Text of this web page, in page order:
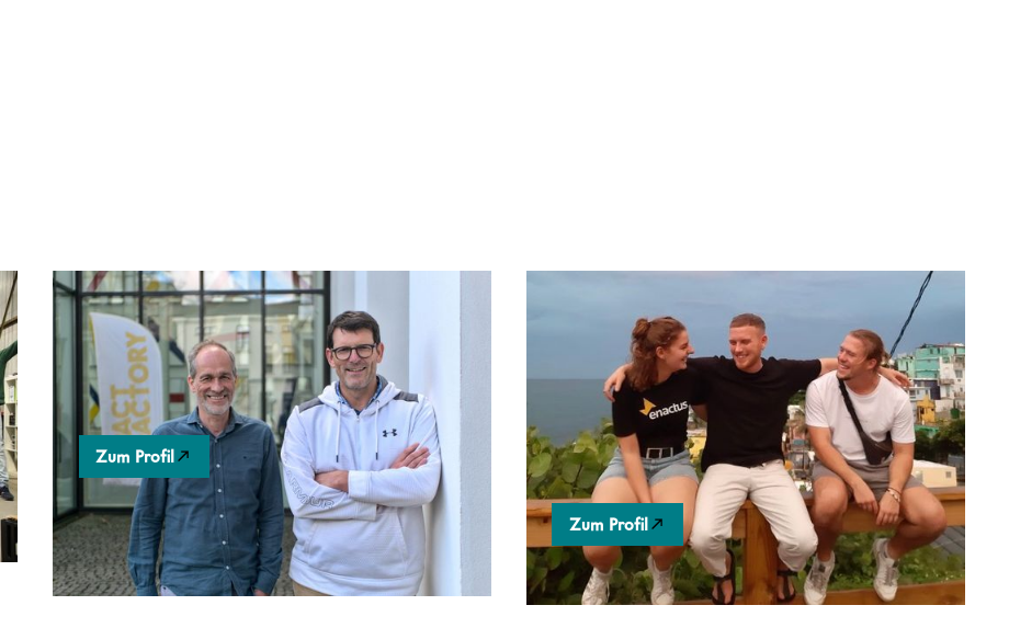
German Volunteers
Nachhaltige und inklusive digitale Infrastruktur für
Volunteering im Sport.
Zum Profil
Save the Grain
Save the Grain unterstützt Landwirt:innen in
Subsahara-Afrika sich mehr
Nahrungsmittelsicherheit und finanzielle
Unabhängigkeit zu ermöglichen.
Zum Profil